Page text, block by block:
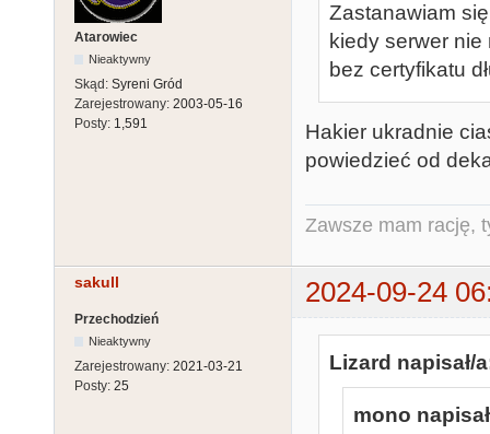
Atarowiec
Nieaktywny
Skąd: Syreni Gród
Zarejestrowany: 2003-05-16
Posty: 1,591
Zastanawiam
kiedy serwer
bez certyfikatu
Hakier ukradnie
powiedzieć od
Zawsze mam rację,
sakull 2024-09-24
Przechodzień
Nieaktywny
Zarejestrowany: 2021-03-21
Posty: 25
Lizard napisał/
mono